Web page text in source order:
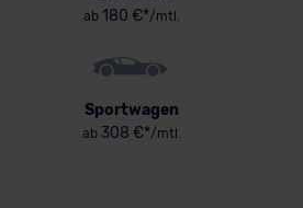
ab 180 €*/mtl.
Sportwagen
ab 308 €*/mtl.